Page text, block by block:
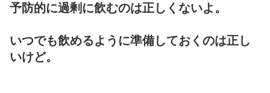
予防的に過剰に飲むのは正しくないよ。
いつでも飲めるように準備しておくのは正し
いけど。